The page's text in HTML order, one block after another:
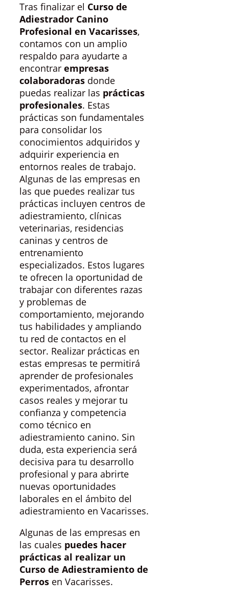
Tras finalizar el Curso de
Adiestrador Canino
Profesional en Vacarisses,
contamos con un amplio
respaldo para ayudarte a
encontrar empresas
colaboradoras donde
puedas realizar las prácticas
profesionales. Estas
prácticas son fundamentales
para consolidar los
conocimientos adquiridos y
adquirir experiencia en
entornos reales de trabajo.
Algunas de las empresas en
las que puedes realizar tus
prácticas incluyen centros de
adiestramiento, clínicas
veterinarias, residencias
caninas y centros de
entrenamiento
especializados. Estos lugares
te ofrecen la oportunidad de
trabajar con diferentes razas
y problemas de
comportamiento, mejorando
tus habilidades y ampliando
tu red de contactos en el
sector. Realizar prácticas en
estas empresas te permitirá
aprender de profesionales
experimentados, afrontar
casos reales y mejorar tu
confianza y competencia
como técnico en
adiestramiento canino. Sin
duda, esta experiencia será
decisiva para tu desarrollo
profesional y para abrirte
nuevas oportunidades
laborales en el ámbito del
adiestramiento en Vacarisses.
Algunas de las empresas en
las cuales puedes hacer
prácticas al realizar un
Curso de Adiestramiento de
Perros en Vacarisses.